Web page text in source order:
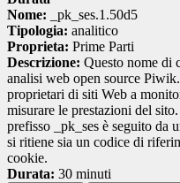
Nome: _pk_ses.1.50d5
Tipologia: analitico
Proprieta: Prime Parti
Descrizione: Questo nome di
analisi web open source
proprietari di siti Web a
misurare le prestazioni del
prefisso _pk_ses è seguito da
si ritiene sia un codice di
cookie.
Durata: 30 minuti